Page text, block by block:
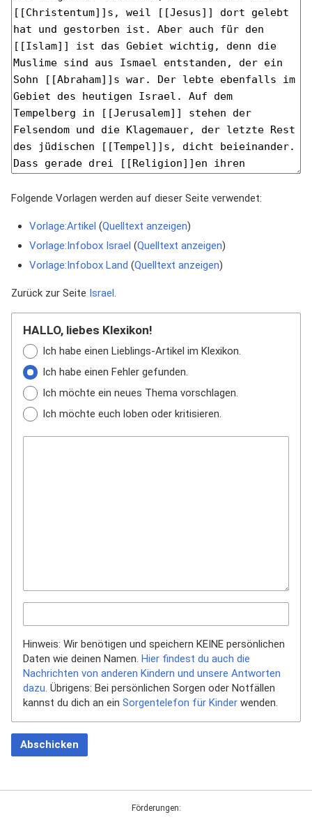
Folgende Vorlagen werden auf dieser Seite verwendet:
Vorlage:Artikel (Quelltext anzeigen)
Vorlage:Infobox Israel (Quelltext anzeigen)
Vorlage:Infobox Land (Quelltext anzeigen)
Zurück zur Seite Israel.
HALLO, liebes Klexikon!
Ich habe einen Lieblings-Artikel im Klexikon.
Ich habe einen Fehler gefunden.
Ich möchte ein neues Thema vorschlagen.
Ich möchte euch loben oder kritisieren.
Hinweis: Wir benötigen und speichern KEINE persönlichen
Daten wie deinen Namen. Hier findest du auch die
Nachrichten von anderen Kindern und unsere Antworten
dazu. Übrigens: Bei persönlichen Sorgen oder Notfällen
kannst du dich an ein Sorgentelefon für Kinder wenden.
Abschicken
Förderungen: